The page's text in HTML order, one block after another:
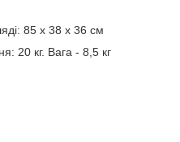
85 x 38 x 36 см
20 кг. Вага - 8,5 кг